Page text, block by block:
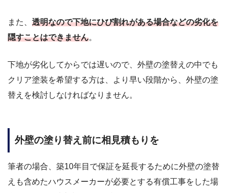
また、 透明なので下地にひび割れがある場合などの劣化を
隠すことはできません。
下地が劣化してからでは遅いので、外壁の塗替えの中でも
クリア塗装を希望する方は、より早い段階から、外壁の塗
替えを検討しなければなりません。
外壁の塗り替え前に相見積もりを
筆者の場合、築10年目で保証を延長するために外壁の塗替
えも含めたハウスメーカーが必要とする有償工事をした場